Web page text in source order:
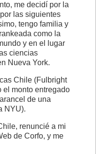
me decidí por la
las siguientes
tengo familia y
como la
y en el lugar
ciencias
Nueva York.
Chile (Fulbright
el monto entregado
de una
NYU).
renuncié a mi
de Corfo, y me